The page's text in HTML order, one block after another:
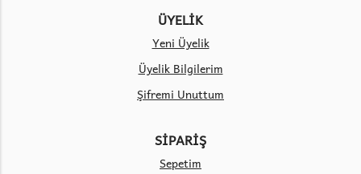
ÜYELİK
Yeni Üyelik
Üyelik Bilgilerim
Şifremi Unuttum
SİPARİŞ
Sepetim